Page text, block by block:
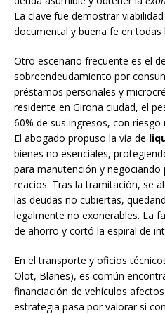
La clave fue demostrar
documental y buena fe en todas
Otro escenario frecuente es el
sobreendeudamiento por
préstamos personales y
residente en Girona ciudad, el
60% de sus ingresos, con
El abogado propuso la vía de
bienes no esenciales,
para manutención y negociando
reacios. Tras la tramitación, se
las deudas no cubiertas,
legalmente no exonerables. La
de ahorro y cortó la espiral de
En el transporte y oficios
Olot, Blanes), es común
financiación de vehículos
estrategia pasa por valorar si